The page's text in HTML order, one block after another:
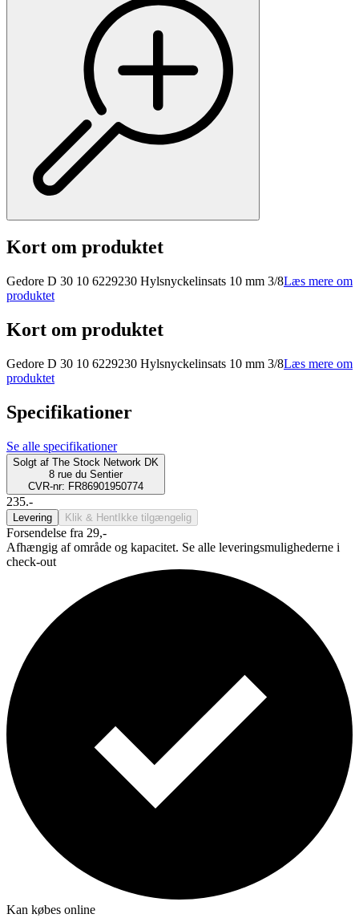
Kort om produktet
Gedore D 30 10 6229230 Hylsnyckelinsats 10 mm 3/8Læs mere om
produktet
Kort om produktet
Gedore D 30 10 6229230 Hylsnyckelinsats 10 mm 3/8Læs mere om
produktet
Specifikationer
Se alle specifikationer
Solgt af The Stock Network DK
8 rue du Sentier
CVR-nr: FR86901950774
235.-
Levering Klik & Hent Ikke tilgængelig
Forsendelse fra 29,-
Afhængig af område og kapacitet. Se alle leveringsmulighederne i
check-out
Kan købes online